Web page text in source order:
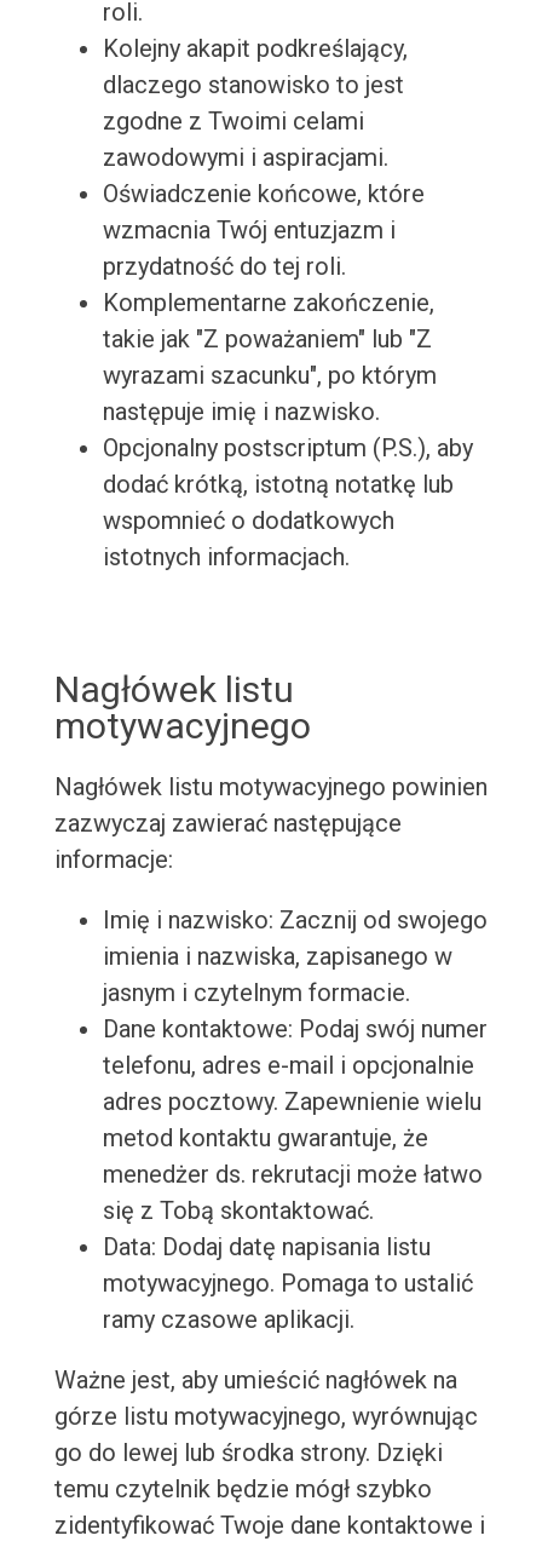
roli.
Kolejny akapit podkreślający,
dlaczego stanowisko to jest
zgodne z Twoimi celami
zawodowymi i aspiracjami.
Oświadczenie końcowe, które
wzmacnia Twój entuzjazm i
przydatność do tej roli.
Komplementarne zakończenie,
takie jak "Z poważaniem" lub "Z
wyrazami szacunku", po którym
następuje imię i nazwisko.
Opcjonalny postscriptum (P.S.), aby
dodać krótką, istotną notatkę lub
wspomnieć o dodatkowych
istotnych informacjach.
Nagłówek listu
motywacyjnego
Nagłówek listu motywacyjnego powinien
zazwyczaj zawierać następujące
informacje:
Imię i nazwisko: Zacznij od swojego
imienia i nazwiska, zapisanego w
jasnym i czytelnym formacie.
Dane kontaktowe: Podaj swój numer
telefonu, adres e-mail i opcjonalnie
adres pocztowy. Zapewnienie wielu
metod kontaktu gwarantuje, że
menedżer ds. rekrutacji może łatwo
się z Tobą skontaktować.
Data: Dodaj datę napisania listu
motywacyjnego. Pomaga to ustalić
ramy czasowe aplikacji.
Ważne jest, aby umieścić nagłówek na
górze listu motywacyjnego, wyrównując
go do lewej lub środka strony. Dzięki
temu czytelnik będzie mógł szybko
zidentyfikować Twoje dane kontaktowe i